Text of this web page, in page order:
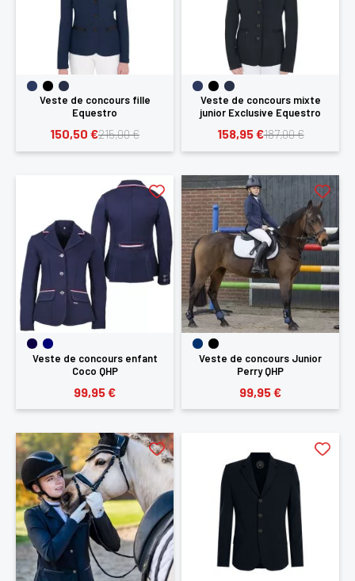
Veste de concours fille
Equestro
215,00 €
150,50 €
Veste de concours mixte
junior Exclusive Equestro
187,00 €
158,95 €
Veste de concours enfant
Coco QHP
99,95 €
Veste de concours Junior
Perry QHP
99,95 €
×
Vous devez être connecté pour enregistrer des